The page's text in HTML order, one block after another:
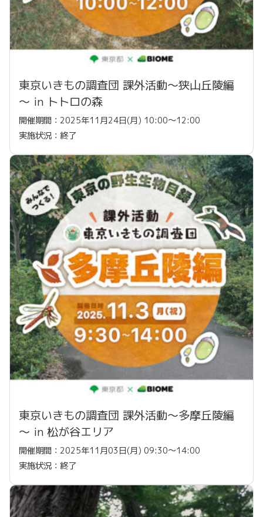
東京いきもの調査団 課外活動～狭山丘陵編
～ in トトロの森
開催期間：2025年11月24日(月) 10:00〜12:00
実施状況：終了
東京いきもの調査団 課外活動～多摩丘陵編
～ in 松が谷エリア
開催期間：2025年11月03日(月) 09:30〜14:00
実施状況：終了